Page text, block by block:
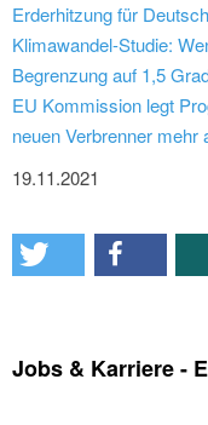
Erderhitzung für
Klimawandel-Studie:
Begrenzung auf 1,5
EU Kommission legt
neuen Verbrenner mehr
19.11.2021
Jobs & Karriere -